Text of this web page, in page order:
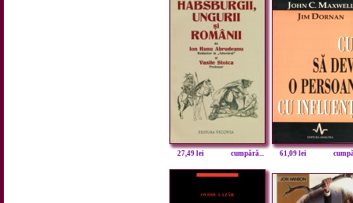
27,49 lei cumpără... 61,09 lei